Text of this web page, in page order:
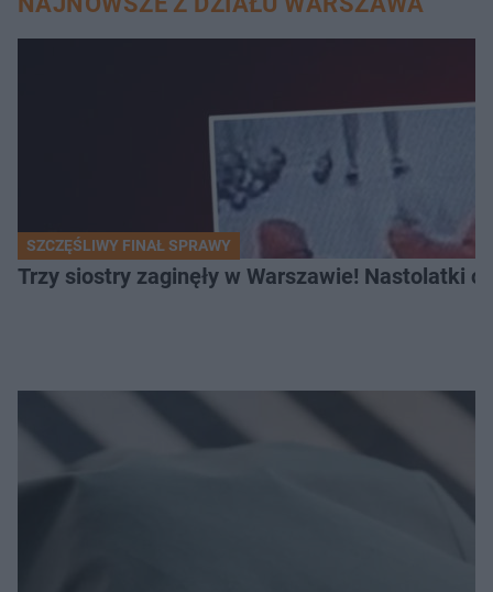
SZCZĘŚLIWY FINAŁ SPRAWY
Trzy siostry zaginęły w Warszawie! Nastolatki